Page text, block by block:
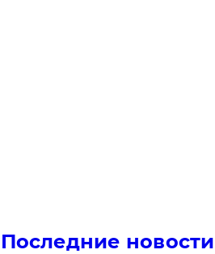
Последние новости